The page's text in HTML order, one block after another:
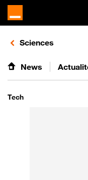
Retours vers le
Sciences
News
Tech